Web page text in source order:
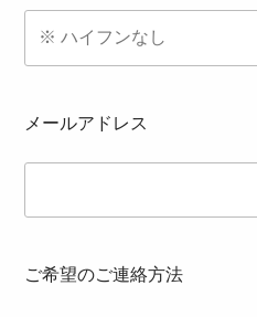
メールアドレス
ご希望のご連絡方法